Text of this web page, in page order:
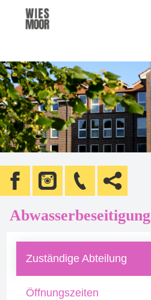
Abwasserbeseitigung
Zuständige Abteilung
Öffnungszeiten